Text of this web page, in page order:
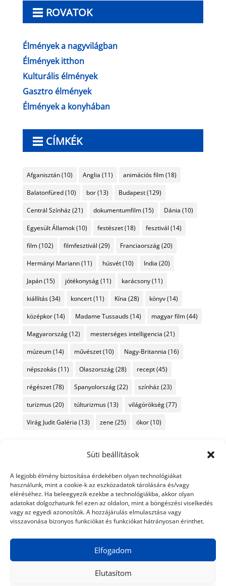
Süti beállítások
A legjobb élmény biztosítása érdekében olyan technológiákat
használunk, mint a cookie-k az eszközadatok tárolására és/vagy
eléréséhez. Ha beleegyezik ezekbe a technológiákba, akkor olyan
adatokat dolgozhatunk fel ezen az oldalon, mint a böngészési viselkedés
vagy az egyedi azonosítók. A hozzájárulás elmulasztása vagy
visszavonása bizonyos funkciókat és funkciókat hátrányosan érinthet.
Elfogadom
Elutasítom
ROVATOK
Élmények a nagyvilágban
Élmények itthon
Kulturális élmények
Gasztro élmények
Élmények a konyhában
CÍMKÉK
Afganisztán(10) Anglia (11) animációs film(18)
Balatonfüred(10) bor(13) Budapest(129)
Centrál Színház(21) dokumentumfilm(15) Dánia (10)
Egyesült Államok(10) festészet(18) fesztivál (14)
film(102) filmfesztivál (29) Franciaország(20)
Hermányi Mariann(11) húsvét(10) India (20)
Japán(15) jótékonyság(11) karácsony(11)
kiállítás(34) koncert(11) Kína (28) könyv(14)
középkor(14) Madame Tussauds(14) magyar film(44)
Magyarország(12) mesterséges intelligencia (21)
múzeum(14) művészet(10) Nagy-Britannia (16)
népszokás(11) Olaszország(28) recept(45)
régészet(78) Spanyolország(22) színház(23)
turizmus(20) túlturizmus(13) világörökség(77)
Virág Judit Galéria (13) zene (25) ókor(10)